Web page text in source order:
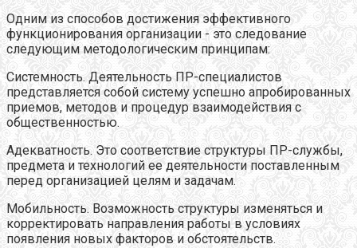
Одним из способов достижения эффективного
функционирования организации - это следование
следующим методологическим принципам:
Системность. Деятельность ПР-специалистов
представляется собой систему успешно апробированных
приемов, методов и процедур взаимодействия с
общественностью.
Адекватность. Это соответствие структуры ПР-службы,
предмета и технологий ее деятельности поставленным
перед организацией целям и задачам.
Мобильность. Возможность структуры изменяться и
корректировать направления работы в условиях
появления новых факторов и обстоятельств.